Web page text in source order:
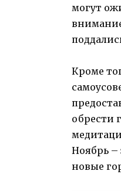
могут
Кроме
обрести
Ноябрь –
новые